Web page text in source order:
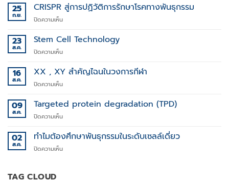
25
ก.ย.
CRISPR สู่การปฏิวัติการรักษาโรคทางพันธุกรรม
ปิดความเห็นบน
สู่
ปฏิวัติ
รักษา
ทาง
23
ส.ค.
Stem Cell Technology
ปิดความเห็นบน
Cell
Technology
16
ส.ค.
XX , XY สำคัญไฉนในวงการกีฬา
ปิดความเห็นบน
,
สำคัญ
ใน
กีฬา
09
ส.ค.
Targeted protein degradation (TPD)
ปิดความเห็นบน
protein
(TPD)
02
ส.ค.
ทำไมต้องศึกษาพันธุกรรมในระดับเซลล์เดี่ยว
ปิดความเห็นบน
TAG CLOUD